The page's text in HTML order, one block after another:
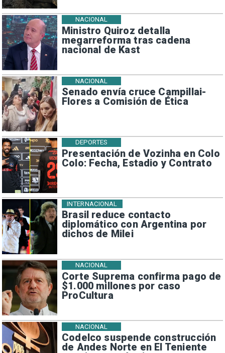
Ministro Quiroz detalla
megarreforma tras cadena
nacional de Kast
NACIONAL
Senado envía cruce Campillai-
Flores a Comisión de Ética
NACIONAL
Presentación de Vozinha en Colo
Colo: Fecha, Estadio y Contrato
DEPORTES
Brasil reduce contacto
diplomático con Argentina por
dichos de Milei
INTERNACIONAL
Corte Suprema confirma pago de
$1.000 millones por caso
ProCultura
NACIONAL
Codelco suspende construcción
de Andes Norte en El Teniente
NACIONAL